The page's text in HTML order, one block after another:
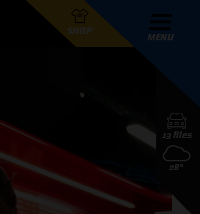
SHOP
MENU
13 files
28°
RADIO
TEAM
ACTIES